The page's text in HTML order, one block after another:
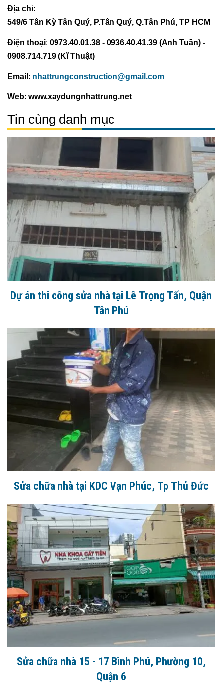
Địa chỉ:
549/6 Tân Kỳ Tân Quý, P.Tân Quý, Q.Tân Phú, TP HCM
Điện thoại: 0973.40.01.38 - 0936.40.41.39 (Anh Tuần) -
0908.714.719 (Kĩ Thuật)
Email : nhattrungconstruction@gmail.com
Web: www.xaydungnhattrung.net
Tin cùng danh mục
Dự án thi công sửa nhà tại Lê Trọng Tấn, Quận
Tân Phú
Sửa chữa nhà tại KDC Vạn Phúc, Tp Thủ Đức
Sửa chữa nhà 15 - 17 Bình Phú, Phường 10,
Quận 6